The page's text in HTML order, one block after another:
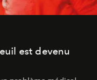
est devenu